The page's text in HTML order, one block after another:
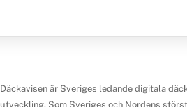
Däckavisen är Sveriges ledande digitala
utveckling. Som Sveriges och Nordens